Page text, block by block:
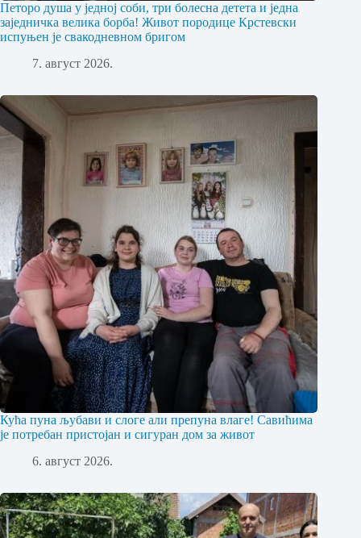
Петоро душа у једној соби, три болесна детета и једна
заједничка велика борба! Живот породице Крстевски
испуњен је свакодневном бригом
7. август 2026.
Кућа пуна љубави и слоге али препуна влаге! Савићима
је потребан пристојан и сигуран дом за живот
6. август 2026.